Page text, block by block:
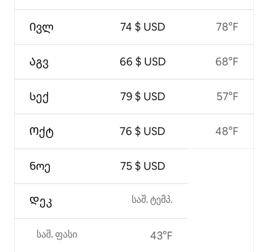
Ივლ
Აგვ
Სექ
Ოქტ
Ნოე
Დეკ
საშ. ფასი
74 $ USD
66 $ USD
79 $ USD
76 $ USD
75 $ USD
საშ. ტემპ.
43°F
78°F
68°F
57°F
48°F